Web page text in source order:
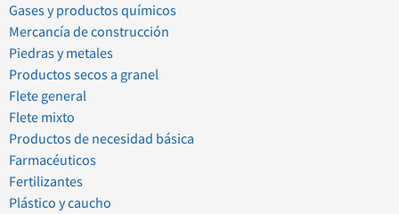
Gases y productos químicos
Mercancía de construcción
Piedras y metales
Productos secos a granel
Flete general
Flete mixto
Productos de necesidad básica
Farmacéuticos
Fertilizantes
Plástico y caucho